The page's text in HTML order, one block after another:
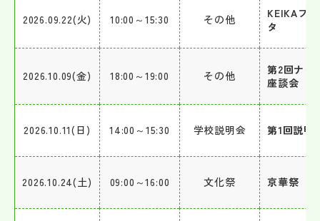
2026.09.22(火) 10:00～15:30 その他
KEIKAフ
タ
2026.10.09(金) 18:00～19:00 その他
第2回ナイ
座談会
2026.10.11(日) 14:00～15:30 学校説明会 第1回説明
2026.10.24(土) 09:00～16:00 文化祭 京華祭